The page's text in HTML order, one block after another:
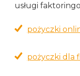
usługi
pożyczki
pożyczki dla